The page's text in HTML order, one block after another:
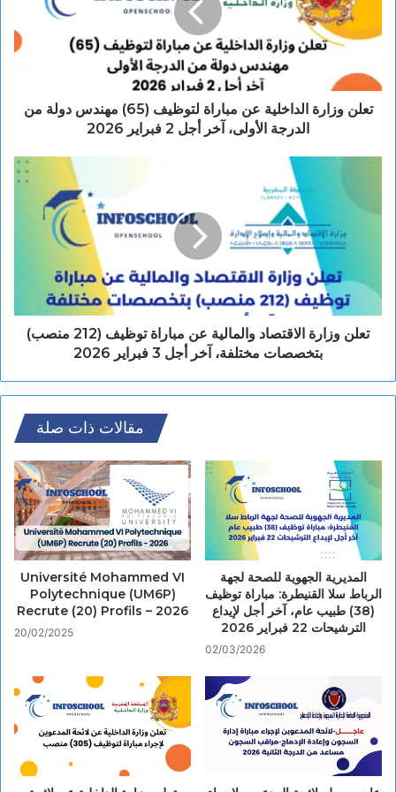
تعلن وزارة الداخلية عن مباراة لتوظيف (65) مهندس دولة من
الدرجة الأولى، آخر أجل 2 فبراير 2026
تعلن وزارة الاقتصاد والمالية عن مباراة توظيف (212 منصب)
بتخصصات مختلفة، آخر أجل 3 فبراير 2026
مقالات ذات صلة
Université Mohammed VI
Polytechnique (UM6P)
Recrute (20) Profils – 2026
20/02/2025
المديرية الجهوية للصحة لجهة
الرباط سلا القنيطرة: مباراة توظيف
(38) طبيب عام، آخر أجل لإيداع
الترشيحات 22 فبراير 2026
02/03/2026